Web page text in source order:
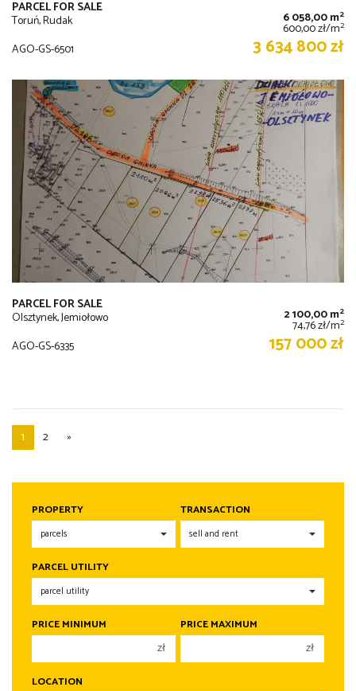
PARCEL FOR SALE
Toruń, Rudak 6 058,00 m2
600,00 zł/m2
AGO-GS-6501 3 634 800 zł
PARCEL FOR SALE
Olsztynek, Jemiołowo 2 100,00 m2
74,76 zł/m2
AGO-GS-6335 157 000 zł
1 2 »
PROPERTY TRANSACTION
PARCEL UTILITY
PRICE MINIMUM
zł
PRICE MAXIMUM
zł
LOCATION